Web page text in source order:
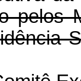
pelos